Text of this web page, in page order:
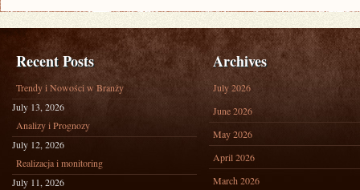
Recent Posts
Trendy i Nowości w Branży
July 13, 2026
Analizy i Prognozy
July 12, 2026
Realizacja i monitoring
July 11, 2026
Archives
July 2026
June 2026
May 2026
April 2026
March 2026